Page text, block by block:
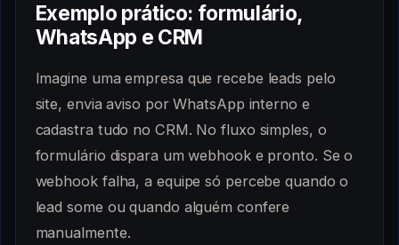
Exemplo prático: formulário,
WhatsApp e CRM
Imagine uma empresa que recebe leads pelo
site, envia aviso por WhatsApp interno e
cadastra tudo no CRM. No fluxo simples, o
formulário dispara um webhook e pronto. Se o
webhook falha, a equipe só percebe quando o
lead some ou quando alguém confere
manualmente.